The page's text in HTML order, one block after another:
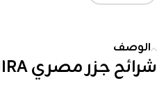
الوصف
شرائح جزر مصري MAJIRA